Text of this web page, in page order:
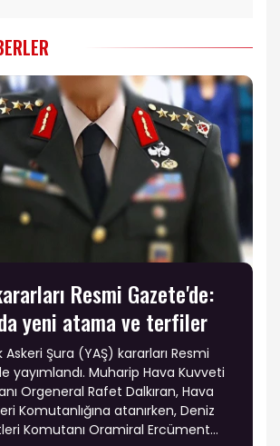
Resmi Gazete'de:
yeni atama ve terfiler
Askeri Şura (YAŞ) kararları Resmi
yayımlandı. Muharip Hava Kuvveti
Orgeneral Rafet Dalkıran, Hava
Komutanlığına atanırken, Deniz
Komutanı Oramiral Ercüment